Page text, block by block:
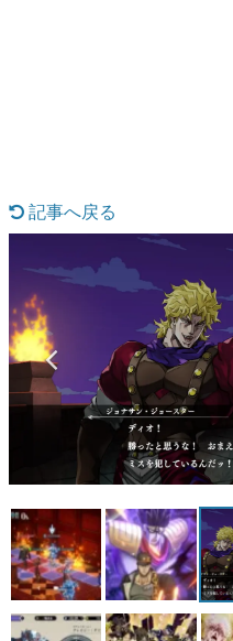
マンガ
アプリレビュー
その他
電ファミニコゲーマーとは？
運営：株式会社マレ
記事へ戻る